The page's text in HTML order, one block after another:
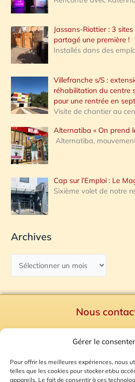
Gérer le
Pour offrir les meilleures expériences, nous
telles que les cookies pour stocker et/ou
appareils. Le fait de consentir à ces
Jassans-Riottier : 3
partagé une première !
Installés dans des
Villefranche s/S :
réhabilitation du centre
pour une rentrée en
Visite de chantier au
Alternatiba « On prend
Alternatiba,
Cap sur l’Emploi : Le
Sixième volet de notre
Archives
Nous
Mentions Légales